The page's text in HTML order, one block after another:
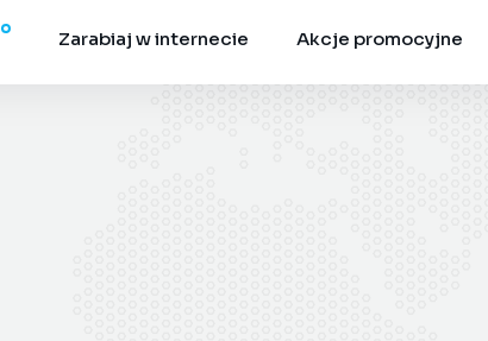
Zarabiaj w internecie Akcje promocyjne